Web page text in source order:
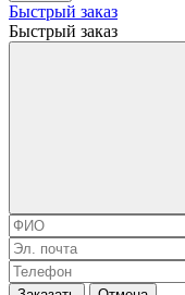
Быстрый заказ
Быстрый заказ